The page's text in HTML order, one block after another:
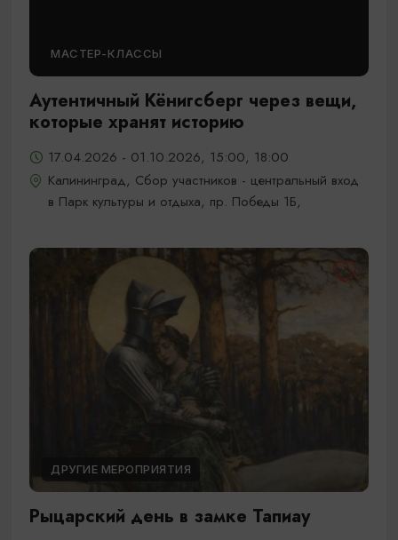
МАСТЕР-КЛАССЫ
Аутентичный Кёнигсберг через вещи,
которые хранят историю
17.04.2026 - 01.10.2026, 15:00, 18:00
Калининград, Сбор участников - центральный вход
в Парк культуры и отдыха, пр. Победы 1Б,
ДРУГИЕ МЕРОПРИЯТИЯ
Рыцарский день в замке Тапиау